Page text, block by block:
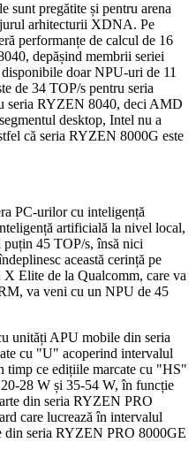
sunt pregătite și pentru arena
arhitecturii XDNA. Pe
performanțe de calcul de 16
depășind membrii seriei
doar NPU-uri de 11
de 34 TOP/s pentru seria
seria RYZEN 8040, deci AMD
desktop, Intel nu a
că seria RYZEN 8000G este
PC-urilor cu inteligență
artificială la nivel local,
puțin 45 TOP/s, însă nici
această cerință pe
Elite de la Qualcomm, care va
va veni cu un NPU de 45
unități APU mobile din seria
cu "U" acoperind intervalul
timp ce edițiile marcate cu "HS"
28 W și 35-54 W, în funcție
din seria RYZEN PRO
care lucrează în intervalul
din seria RYZEN PRO 8000GE